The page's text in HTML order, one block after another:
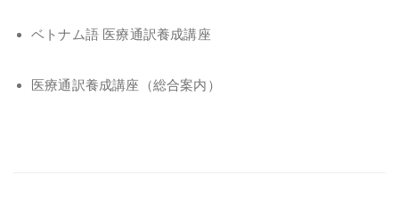
ベトナム語 医療通訳養成講座
医療通訳養成講座（総合案内）